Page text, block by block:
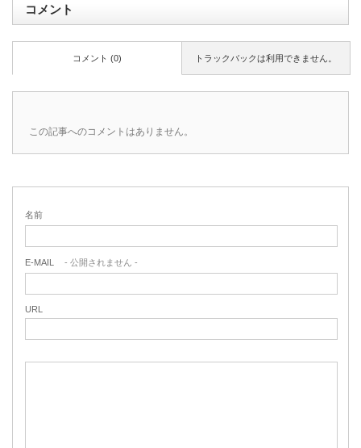
コメント
トラックバックは利用できません。
コメント (0)
この記事へのコメントはありません。
名前
E-MAIL - 公開されません -
URL